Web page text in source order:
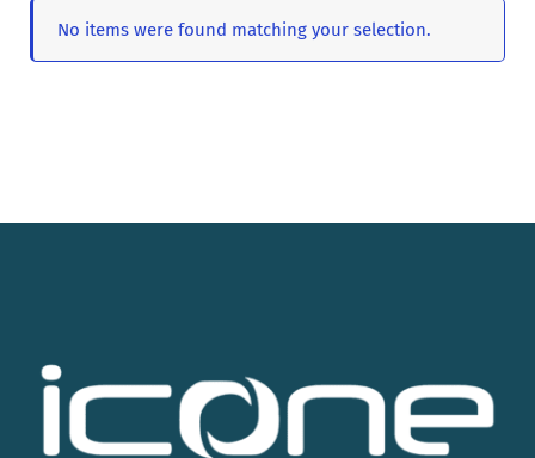
No items were found matching your selection.